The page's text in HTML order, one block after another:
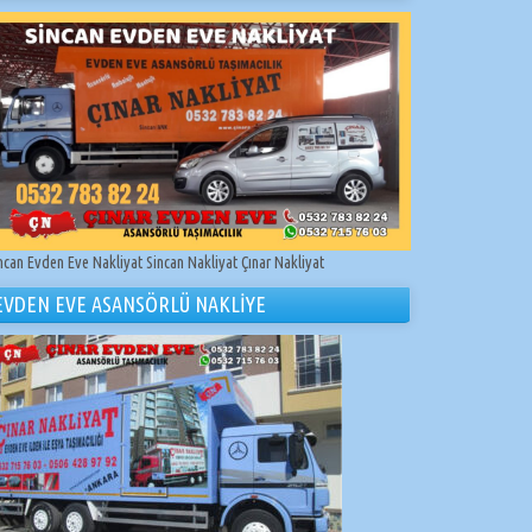
Evden Eve Nakliyat Sincan Nakliyat Çınar Nakliyat
EVE ASANSÖRLÜ NAKLİYE